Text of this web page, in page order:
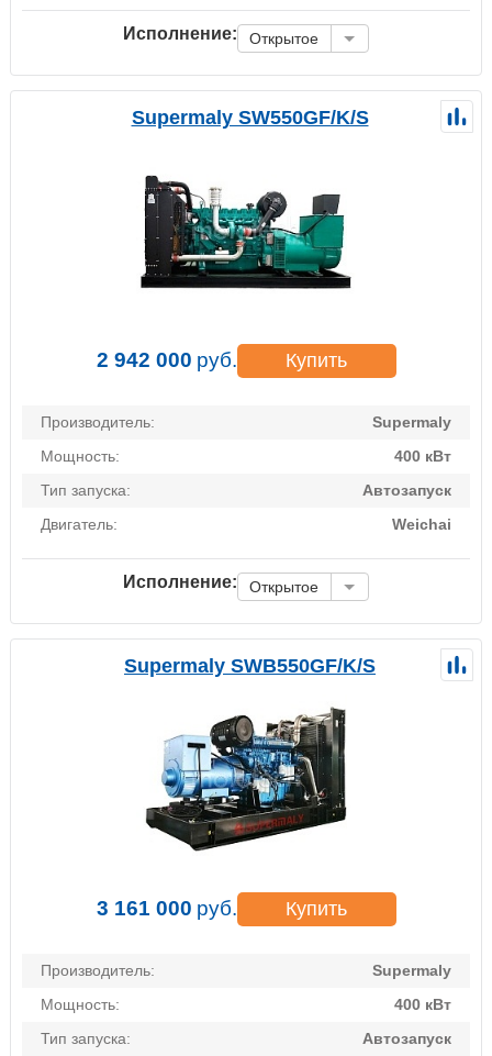
Исполнение: Открытое
Supermaly SW550GF/K/S
2 942 000 руб. Купить
Производитель:
Supermaly
Мощность:
400 кВт
Тип запуска:
Автозапуск
Двигатель:
Weichai
Исполнение: Открытое
Supermaly SWB550GF/K/S
3 161 000 руб. Купить
Производитель:
Supermaly
Мощность:
400 кВт
Тип запуска:
Автозапуск